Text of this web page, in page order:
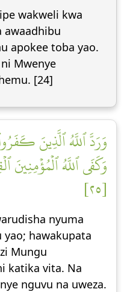
wakweli kwa
awaadhibu
apokee toba yao.
Mwenye
[24]
وَرَدَّ ٱللَّهُ ٱلَّذِينَ
وَكَفَى ٱللَّهُ ٱلۡمُؤۡمِنِينَ
[٢٥]
nyuma
hawakupata
Mungu
katika vita. Na
nguvu na uweza.